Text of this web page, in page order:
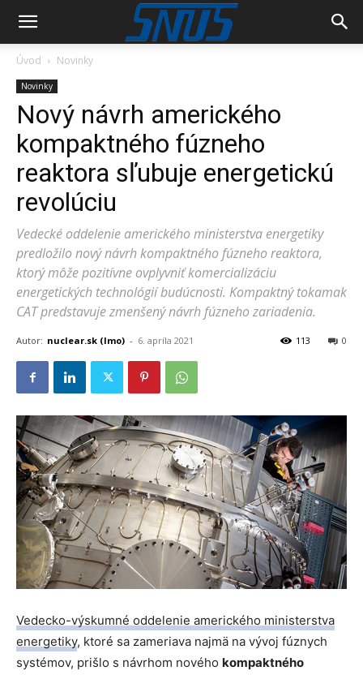
Úvod Novinky
Novinky
Nový návrh amerického
kompaktného fúzneho
reaktora sľubuje energetickú
revolúciu
Vedecké oddelenie amerického ministerstva energetiky
predložilo nový návrh kompaktného fúzneho reaktora,
ktorý môže pozitívne ovplyvniť komercializáciu
energetických technológií budúcnosti. Kompaktný tokamak
CAT predstavuje zmenšený návrh fúzneho zariadenia.
Autor: nuclear.sk (lmo) - 6. apríla 2021 0
113
Vedecko-výskumné oddelenie amerického ministerstva
energetiky, ktoré sa zameriava najmä na vývoj fúznych
systémov, prišlo s návrhom nového kompaktného